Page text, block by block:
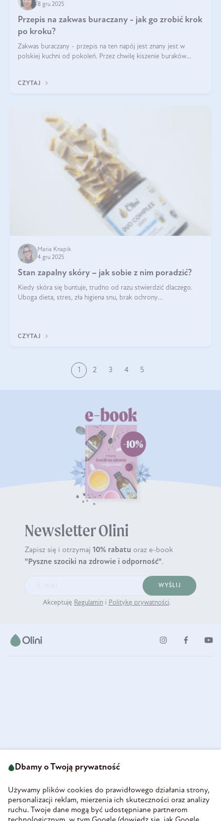
8 gru 2025
Przepis na zakwas buraczany - jak go zrobić krok
po kroku?
Zakwas buraczany - przepis na ten napój jest znany jest w
polskiej kuchni od pokoleń. Przez chwilę kiszenie buraków
CZYTAJ
Maria Knapik
4 gru 2025
Stan zapalny skóry – jak sobie z nim poradzić?
Kiedy skóra się buntuje, trudno od razu stwierdzić dlaczego.
Uboga dieta, stres, zła higiena snu, brak ochrony
CZYTAJ
1 2 3 4 5
Newsletter Olini
Zapisz się i otrzymaj 10% rabatu oraz e-book
"Pyszne szociki na zdrowie i odporność".
WYŚLIJ
Akceptuję Regulamin i Politykę prywatności.
58-160 Świebodzice
REGON 890213034
INFORMACJE
Dbamy o Twoją prywatność
Używamy plików cookies do prawidłowego działania strony,
personalizacji reklam, mierzenia ich skuteczności oraz analizy
ruchu. Twoje dane mogą być udostępniane partnerom